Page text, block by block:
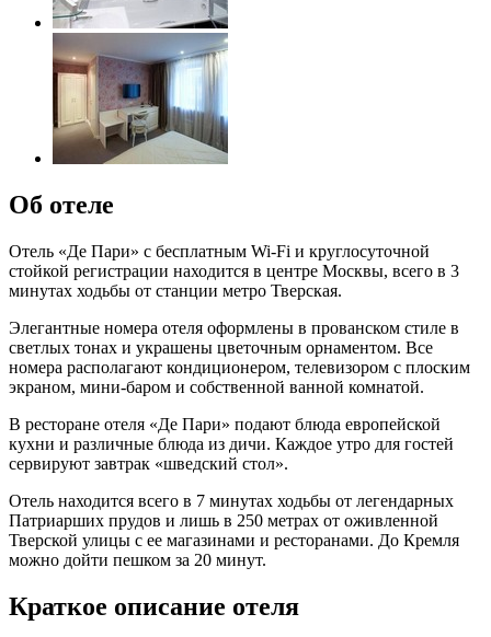
Об отеле
Отель «Де Пари» с бесплатным Wi-Fi и круглосуточной
стойкой регистрации находится в центре Москвы, всего в 3
минутах ходьбы от станции метро Тверская.
Элегантные номера отеля оформлены в прованском стиле в
светлых тонах и украшены цветочным орнаментом. Все
номера располагают кондиционером, телевизором с плоским
экраном, мини-баром и собственной ванной комнатой.
В ресторане отеля «Де Пари» подают блюда европейской
кухни и различные блюда из дичи. Каждое утро для гостей
сервируют завтрак «шведский стол».
Отель находится всего в 7 минутах ходьбы от легендарных
Патриарших прудов и лишь в 250 метрах от оживленной
Тверской улицы с ее магазинами и ресторанами. До Кремля
можно дойти пешком за 20 минут.
Краткое описание отеля